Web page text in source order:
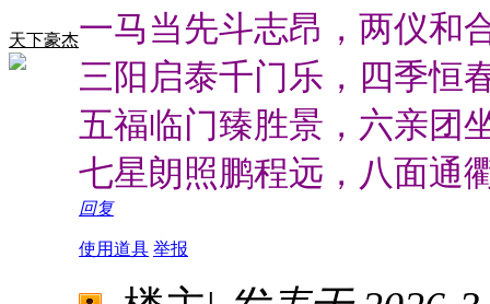
天下豪杰一马当先斗志昂，两仪和
三阳启泰千门乐，四季恒
五福临门臻胜景，六亲团
七星朗照鹏程远，八面通
回复
使用道具 举报